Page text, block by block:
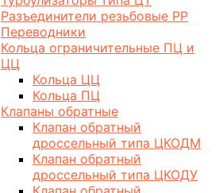
Разъединители резьбовые РР
Переводники
Кольца ограничительные ПЦ и
ЦЦ
Кольца ЦЦ
Кольца ПЦ
Клапаны обратные
Клапан обратный
дроссельный типа ЦКОДМ
Клапан обратный
дроссельный типа ЦКОДУ